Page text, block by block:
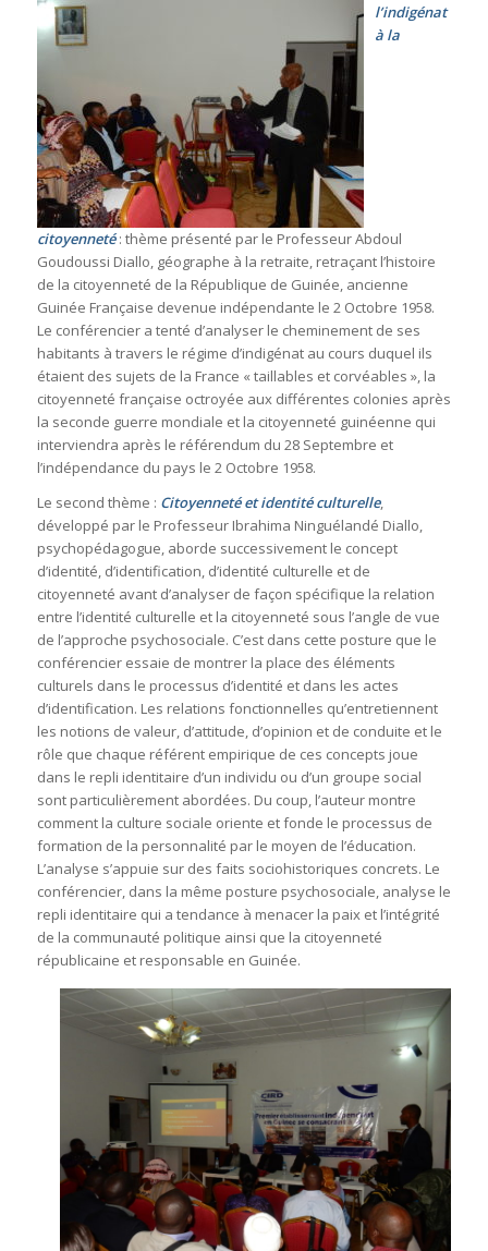
l’indigénat
à la
citoyenneté: thème présenté par le Professeur Abdoul
Goudoussi Diallo, géographe à la retraite, retraçant l’histoire
de la citoyenneté de la République de Guinée, ancienne
Guinée Française devenue indépendante le 2 Octobre 1958.
Le conférencier a tenté d’analyser le cheminement de ses
habitants à travers le régime d’indigénat au cours duquel ils
étaient des sujets de la France « taillables et corvéables », la
citoyenneté française octroyée aux différentes colonies après
la seconde guerre mondiale et la citoyenneté guinéenne qui
interviendra après le référendum du 28 Septembre et
l’indépendance du pays le 2 Octobre 1958.
Le second thème : Citoyenneté et identité culturelle,
développé par le Professeur Ibrahima Ninguélandé Diallo,
psychopédagogue, aborde successivement le concept
d’identité, d’identification, d’identité culturelle et de
citoyenneté avant d’analyser de façon spécifique la relation
entre l’identité culturelle et la citoyenneté sous l’angle de vue
de l’approche psychosociale. C’est dans cette posture que le
conférencier essaie de montrer la place des éléments
culturels dans le processus d’identité et dans les actes
d’identification. Les relations fonctionnelles qu’entretiennent
les notions de valeur, d’attitude, d’opinion et de conduite et le
rôle que chaque référent empirique de ces concepts joue
dans le repli identitaire d’un individu ou d’un groupe social
sont particulièrement abordées. Du coup, l’auteur montre
comment la culture sociale oriente et fonde le processus de
formation de la personnalité par le moyen de l’éducation.
L’analyse s’appuie sur des faits sociohistoriques concrets. Le
conférencier, dans la même posture psychosociale, analyse le
repli identitaire qui a tendance à menacer la paix et l’intégrité
de la communauté politique ainsi que la citoyenneté
républicaine et responsable en Guinée.